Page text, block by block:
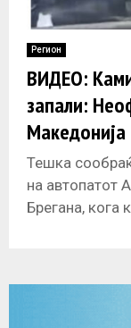
M
E
N
U
Регион
ВИДЕО:
запали:
Македонија
Тешка
на автопатот
Брегана, кога